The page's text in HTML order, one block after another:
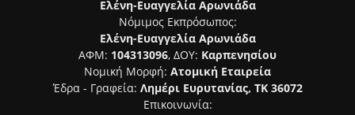
Ελένη-Ευαγγελία Αρωνιάδα
Νόμιμος Εκπρόσωπος:
Ελένη-Ευαγγελία Αρωνιάδα
ΑΦΜ: 104313096, ΔΟΥ: Καρπενησίου
Νομική Μορφή: Ατομική Εταιρεία
Έδρα - Γραφεία: Λημέρι Ευρυτανίας, ΤΚ 36072
Επικοινωνία: